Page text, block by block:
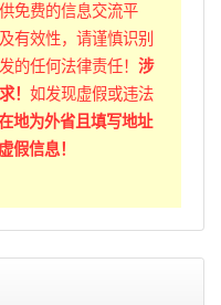
免费的信息交流平
有效性，请谨慎识别
的任何法律责任！ 涉
！ 如发现虚假或违法
地为外省且填写地址
假信息！